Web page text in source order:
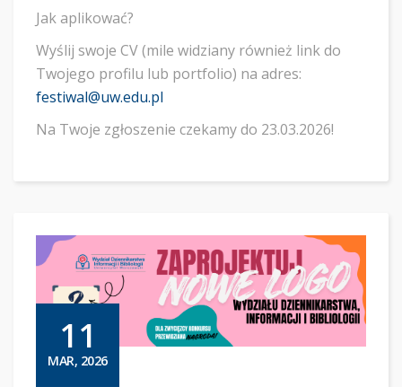
Jak aplikować?
Wyślij swoje CV (mile widziany również link do
Twojego profilu lub portfolio) na adres:
festiwal@uw.edu.pl
Na Twoje zgłoszenie czekamy do 23.03.2026!
11
MAR, 2026